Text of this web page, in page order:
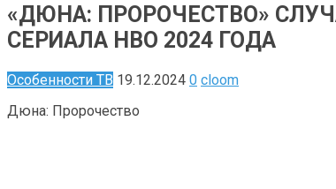
«ДЮНА: ПРОРОЧЕСТВО»
СЕРИАЛА HBO 2024 ГОДА
Особенности ТВ 19.12.2024 0 cloom
Дюна: Пророчество